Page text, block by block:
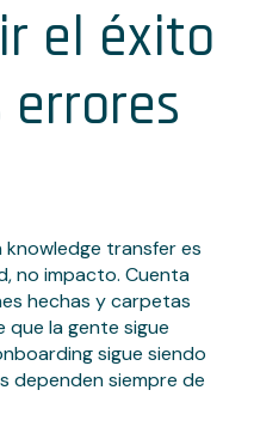
el éxito
transfer es
no impacto. Cuenta
hechas y carpetas
que la gente sigue
sigue siendo
dependen siempre de